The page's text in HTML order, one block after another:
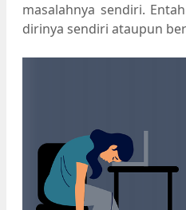
masalahnya sendiri.
dirinya sendiri ataupun